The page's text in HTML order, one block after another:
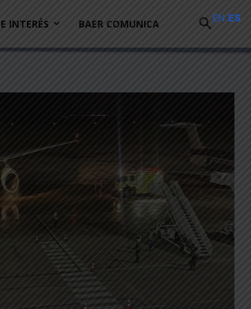
INTERÉS BAER COMUNICA EN ES